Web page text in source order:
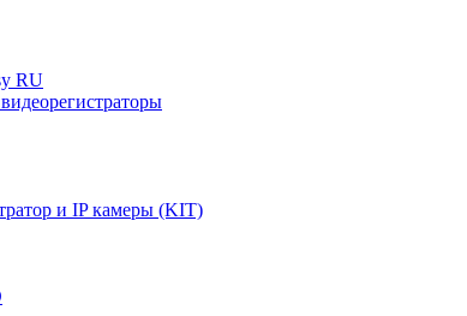
RU
и IP камеры (KIT)